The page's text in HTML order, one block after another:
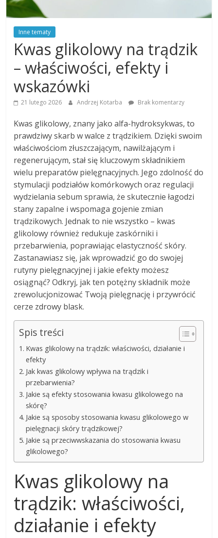
Inne tematy
Kwas glikolowy na trądzik
– właściwości, efekty i
wskazówki
21 lutego 2026 Andrzej Kotarba Brak komentarzy
Kwas glikolowy, znany jako alfa-hydroksykwas, to
prawdziwy skarb w walce z trądzikiem. Dzięki swoim
właściwościom złuszczającym, nawilżającym i
regenerującym, stał się kluczowym składnikiem
wielu preparatów pielęgnacyjnych. Jego zdolność do
stymulacji podziałów komórkowych oraz regulacji
wydzielania sebum sprawia, że skutecznie łagodzi
stany zapalne i wspomaga gojenie zmian
trądzikowych. Jednak to nie wszystko – kwas
glikolowy również redukuje zaskórniki i
przebarwienia, poprawiając elastyczność skóry.
Zastanawiasz się, jak wprowadzić go do swojej
rutyny pielęgnacyjnej i jakie efekty możesz
osiągnąć? Odkryj, jak ten potężny składnik może
zrewolucjonizować Twoją pielęgnację i przywrócić
cerze zdrowy blask.
Spis treści
Kwas glikolowy na trądzik: właściwości, działanie i
efekty
Jak kwas glikolowy wpływa na trądzik i
przebarwienia?
Jakie są efekty stosowania kwasu glikolowego na
skórę?
Jakie są sposoby stosowania kwasu glikolowego w
pielęgnacji skóry trądzikowej?
Jakie są przeciwwskazania do stosowania kwasu
glikolowego?
Kwas glikolowy na
trądzik: właściwości,
działanie i efekty